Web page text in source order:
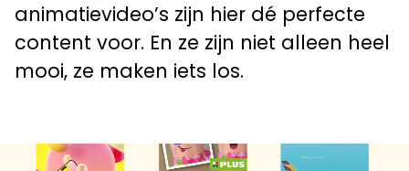
Contact
Film
animatievideo’s zijn hier dé perfecte
content voor. En ze zijn niet alleen heel
mooi, ze maken iets los.